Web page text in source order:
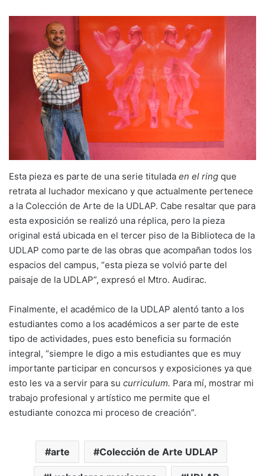
Esta pieza es parte de una serie titulada en el ring que
retrata al luchador mexicano y que actualmente pertenece
a la Colección de Arte de la UDLAP. Cabe resaltar que para
esta exposición se realizó una réplica, pero la pieza
original está ubicada en el tercer piso de la Biblioteca de la
UDLAP como parte de las obras que acompañan todos los
espacios del campus, “esta pieza se volvió parte del
paisaje de la UDLAP”, expresó el Mtro. Audirac.
Finalmente, el académico de la UDLAP alentó tanto a los
estudiantes como a los académicos a ser parte de este
tipo de actividades, pues esto beneficia su formación
integral, “siempre le digo a mis estudiantes que es muy
importante participar en concursos y exposiciones ya que
esto les va a servir para su curriculum. Para mí, mostrar mi
trabajo profesional y artístico me permite que el
estudiante conozca mi proceso de creación”.
arte Colección de Arte UDLAP